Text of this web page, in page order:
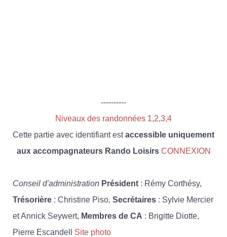
----------
Niveaux des randonnées 1,2,3,4
Cette partie avec identifiant estaccessible uniquement
aux accompagnateurs Rando Loisirs CONNEXION
Conseil d'administration Président : Rémy Corthésy,
Trésorière : Christine Piso, Secrétaires : Sylvie Mercier
et Annick Seywert, Membres de CA : Brigitte Diotte,
Pierre Escandell Site photo